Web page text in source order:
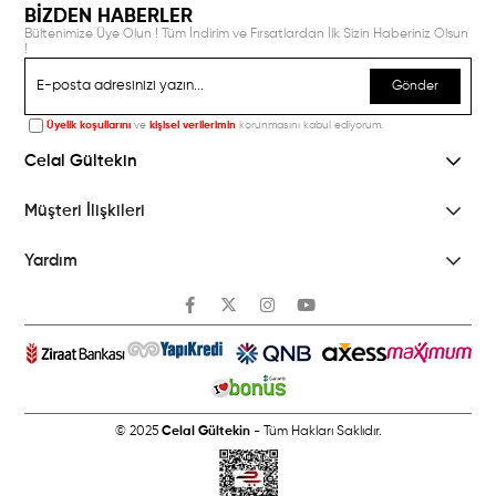
BİZDEN HABERLER
Bültenimize Üye Olun ! Tüm İndirim ve Fırsatlardan İlk Sizin Haberiniz Olsun
!
Gönder
Üyelik koşullarını ve kişisel verilerimin korunmasını kabul ediyorum.
Celal Gültekin
Müşteri İlişkileri
Yardım
© 2025Celal Gültekin- Tüm Hakları Saklıdır.